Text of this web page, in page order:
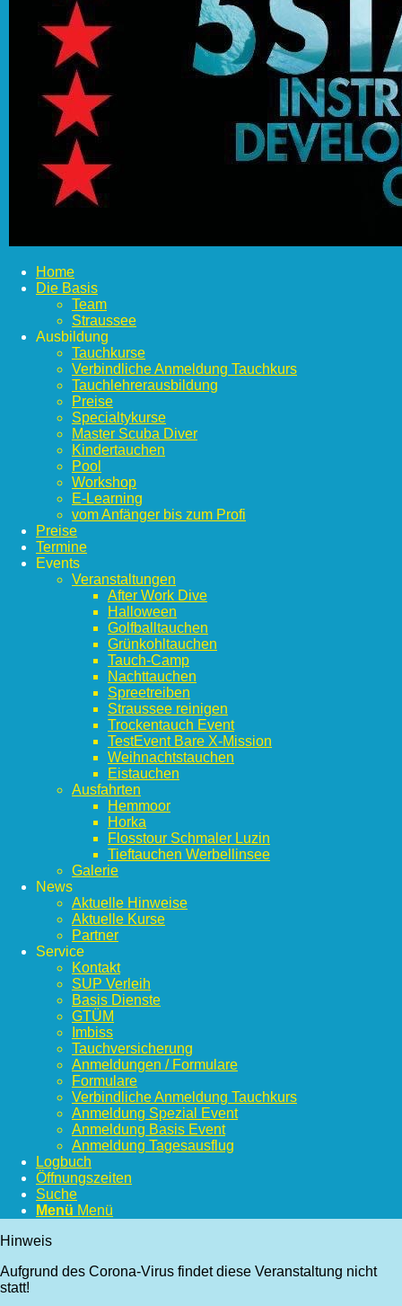
Home
Die Basis
Team
Straussee
Ausbildung
Tauchkurse
Verbindliche Anmeldung Tauchkurs
Tauchlehrerausbildung
Preise
Specialtykurse
Master Scuba Diver
Kindertauchen
Pool
Workshop
E-Learning
vom Anfänger bis zum Profi
Preise
Termine
Events
Veranstaltungen
After Work Dive
Halloween
Golfballtauchen
Grünkohltauchen
Tauch-Camp
Nachttauchen
Spreetreiben
Straussee reinigen
Trockentauch Event
TestEvent Bare X-Mission
Weihnachtstauchen
Eistauchen
Ausfahrten
Hemmoor
Horka
Flosstour Schmaler Luzin
Tieftauchen Werbellinsee
Galerie
News
Aktuelle Hinweise
Aktuelle Kurse
Partner
Service
Kontakt
SUP Verleih
Basis Dienste
GTÜM
Imbiss
Tauchversicherung
Anmeldungen / Formulare
Formulare
Verbindliche Anmeldung Tauchkurs
Anmeldung Spezial Event
Anmeldung Basis Event
Anmeldung Tagesausflug
Logbuch
Öffnungszeiten
Suche
Menü Menü
Hinweis
Aufgrund des Corona-Virus findet diese Veranstaltung nicht
statt!